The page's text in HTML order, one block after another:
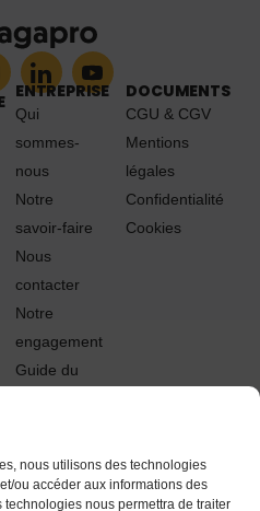
nous utilisons des technologies
ou accéder aux informations des
nous permettra de traiter
ENTREPRISE
Qui
sommes-
nous
Notre
savoir-faire
Nous
contacter
Notre
engagement
Guide du
DOCUMENTS
CGU & CGV
Mentions
légales
Confidentialité
Cookies
droits réservés. Textiles
à Orléans